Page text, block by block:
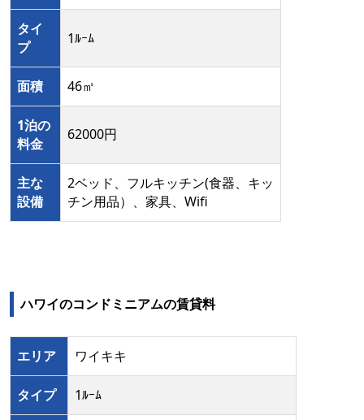
タイ
プ
1ﾙｰﾑ
面積 46㎡
1泊の
料金
62000円
主な
設備
2ベッド、フルキッチン(食器、キッ
チン用品）、家具、Wifi
ハワイのコンドミニアムの賃貸料
エリア ワイキキ
タイプ 1ﾙｰﾑ